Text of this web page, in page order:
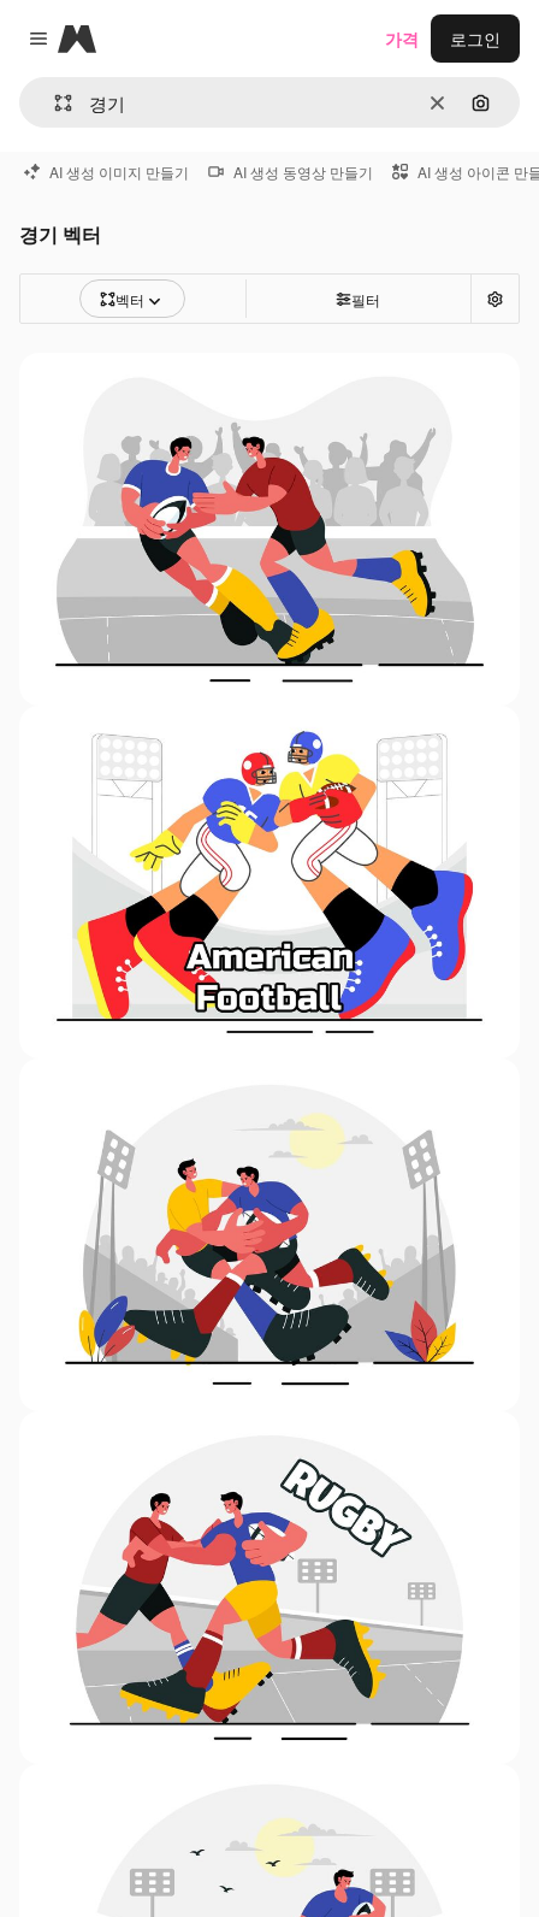
Close menu
Magnific
지우기이미지
가격 로그인
AI 생성 이미지 만들기 AI 생성 동영상 만들기 AI 생성 아이콘 만
경기 벡터
벡터 필터